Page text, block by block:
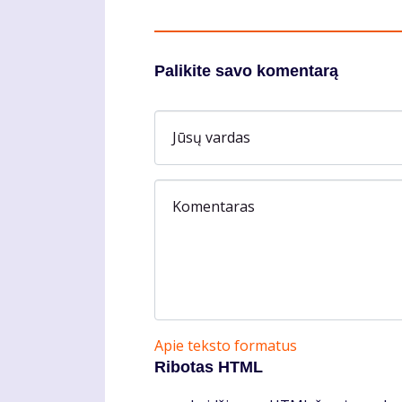
Palikite savo komentarą
Jūsų vardas
Komentaras
Apie teksto formatus
Ribotas HTML